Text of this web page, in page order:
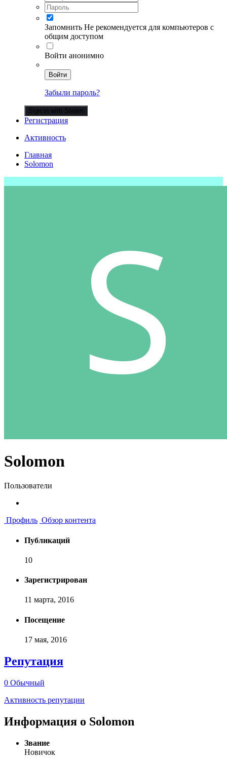
Запомнить Не рекомендуется для компьютеров с
общим доступом
Войти анонимно
Войти
Забыли пароль?
Sign in with Steam
Регистрация
Активность
Главная
Solomon
Solomon
Пользователи
Профиль Обзор контента
Публикаций
10
Зарегистрирован
11 марта, 2016
Посещение
17 мая, 2016
Репутация
0 Обычный
Активность репутации
Информация о Solomon
Звание
Новичок